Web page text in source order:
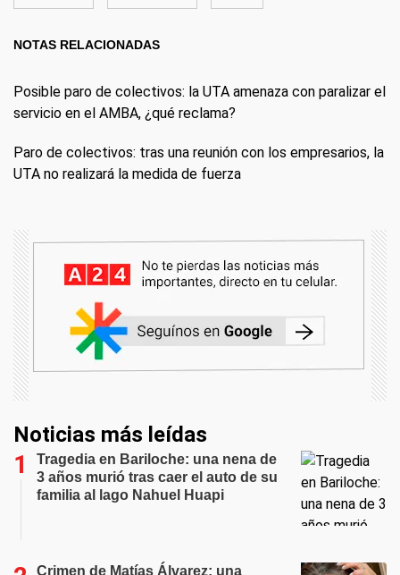
NOTAS RELACIONADAS
Posible paro de colectivos: la UTA amenaza con paralizar el
servicio en el AMBA, ¿qué reclama?
Paro de colectivos: tras una reunión con los empresarios, la
UTA no realizará la medida de fuerza
Noticias más leídas
Tragedia en Bariloche: una nena de
3 años murió tras caer el auto de su
familia al lago Nahuel Huapi
Crimen de Matías Álvarez: una